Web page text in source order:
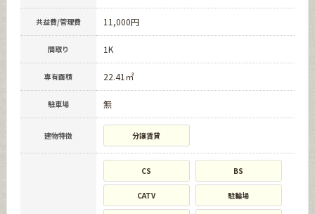
共益費/管理費 11,000円
間取り 1K
専有面積 22.41㎡
駐車場 無
建物特徴 分譲賃貸
CS BS
CATV 駐輪場